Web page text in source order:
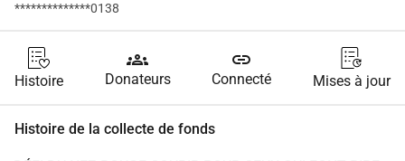
**************0138
Histoire
groups
Donateurs
link
Connecté Mises à jour
Histoire de la collecte de fonds